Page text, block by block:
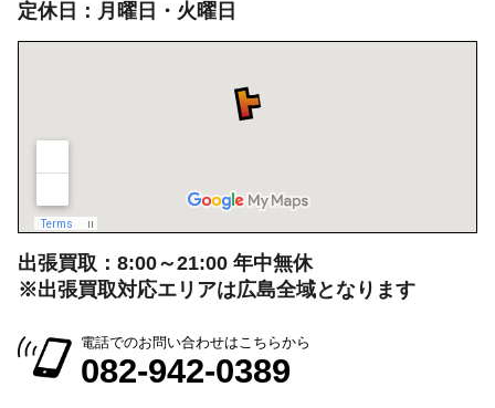
定休日：月曜日・火曜日
出張買取：8:00～21:00 年中無休
※出張買取対応エリアは広島全域となります
電話でのお問い合わせはこちらから
082-942-0389